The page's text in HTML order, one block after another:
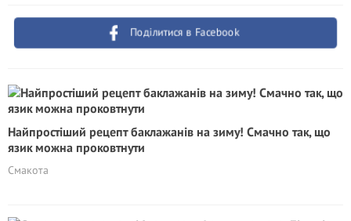
Поділитися в Facebook
Найпростіший рецепт баклажанів на зиму! Смачно так, що
язик можна проковтнути
Смакота